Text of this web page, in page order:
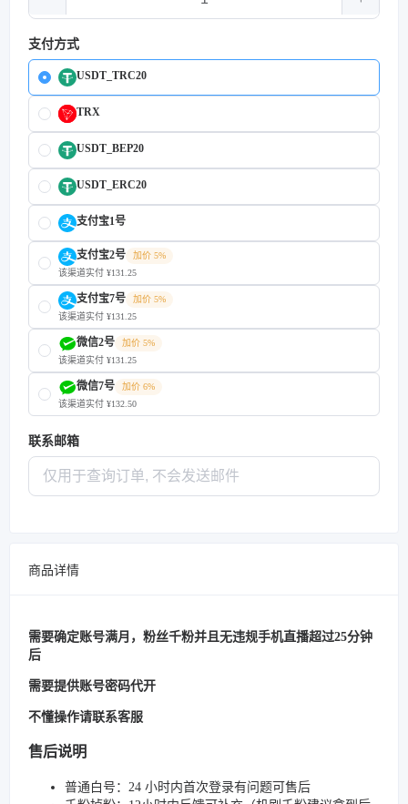
支付方式
USDT_TRC20
TRX
USDT_BEP20
USDT_ERC20
支付宝1号
支付宝2号
加价 5%
该渠道实付 ¥131.25
支付宝7号
加价 5%
该渠道实付 ¥131.25
微信2号
加价 5%
该渠道实付 ¥131.25
微信7号
加价 6%
该渠道实付 ¥132.50
联系邮箱
商品详情
需要确定账号满月，粉丝千粉并且无违规手机直播超过25分钟
后
需要提供账号密码代开
不懂操作请联系客服
售后说明
普通白号：24 小时内首次登录有问题可售后